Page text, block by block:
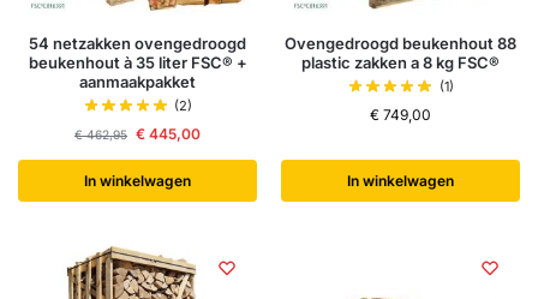
54 netzakken ovengedroogd
beukenhout à 35 liter FSC® +
aanmaakpakket
(2)
€462,95 € 445,00
In winkelwagen
Ovengedroogd beukenhout 88
plastic zakken a 8 kg FSC®
(1)
€ 749,00
In winkelwagen